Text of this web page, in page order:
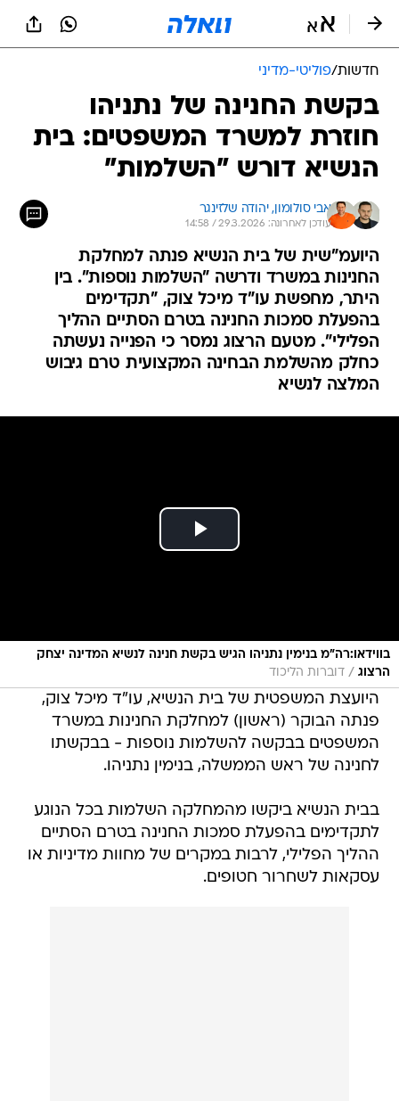
חדשות/פוליטי-מדיני
בקשת החנינה של נתניהו
חוזרת למשרד המשפטים: בית
הנשיא דורש "השלמות"
אבי סולומון, יהודה שלזינגר
עודכן לאחרונה: 29.3.2026 / 14:58
היועמ"שית של בית הנשיא פנתה למחלקת
החנינות במשרד ודרשה "השלמות נוספות". בין
היתר, מחפשת עו"ד מיכל צוק, "תקדימים
בהפעלת סמכות החנינה בטרם הסתיים ההליך
הפלילי". מטעם הרצוג נמסר כי הפנייה נעשתה
כחלק מהשלמת הבחינה המקצועית טרם גיבוש
המלצה לנשיא
בווידאו:רה"מ בנימין נתניהו הגיש בקשת חנינה לנשיא המדינה יצחק
הרצוג / דוברות הליכוד
היועצת המשפטית של בית הנשיא, עו"ד מיכל צוק,
פנתה הבוקר (ראשון) למחלקת החנינות במשרד
המשפטים בבקשה להשלמות נוספות - בבקשתו
לחנינה של ראש הממשלה, בנימין נתניהו.
בבית הנשיא ביקשו מהמחלקה השלמות בכל הנוגע
לתקדימים בהפעלת סמכות החנינה בטרם הסתיים
ההליך הפלילי, לרבות במקרים של מחוות מדיניות או
עסקאות לשחרור חטופים.